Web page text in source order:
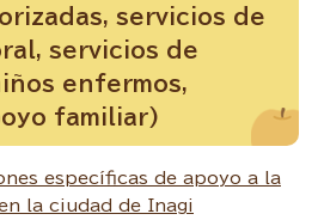
servicios de
servicios de
enfermos,
familiar)
específicas de apoyo a la
la ciudad de Inagi